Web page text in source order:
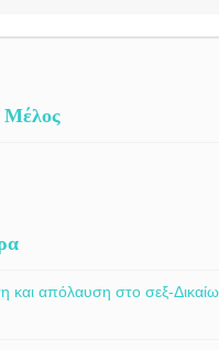
Μέλος
απόλαυση στο σεξ-